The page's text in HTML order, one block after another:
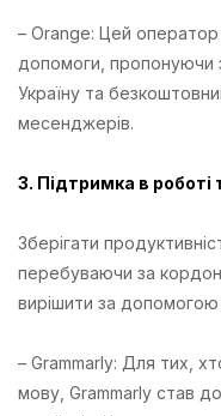
– Orange: Цей оператор
допомоги, пропонуючи
Україну та
месенджерів.
3. Підтримка в роботі
Зберігати
перебуваючи за
вирішити за
– Grammarly: Для тих,
мову, Grammarly став